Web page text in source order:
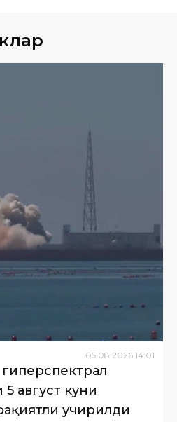
05 08 2026 14:01
август куни
учирилди